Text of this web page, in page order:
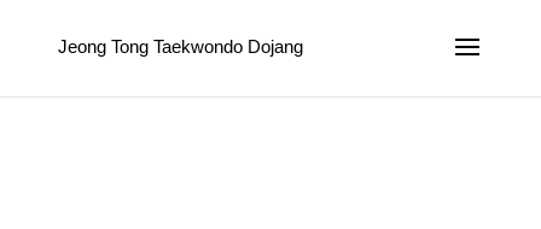
Jeong Tong Taekwondo Dojang